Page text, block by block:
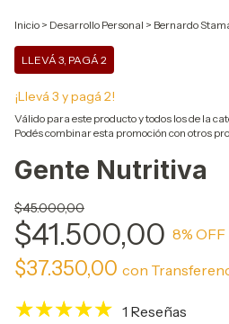
Inicio > Desarrollo Personal > Bernardo
LLEVÁ 3, PAGÁ 2
¡Llevá 3 y pagá 2!
Válido para este producto y todos los de la
Podés combinar esta promoción con otros
Gente Nutritiva
$45.000,00
$41.500,00 8% OFF
$37.350,00 con
1 Reseñas